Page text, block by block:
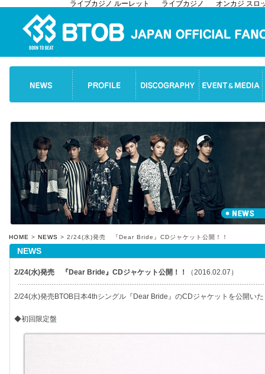
ライブカジノ ルーレット ライブカジノ オンカジ スロ
HOME >NEWS > 2/24(水)発売 『Dear Bride』CDジャケット公開！！
NEWS
2/24(水)発売 『Dear Bride』CDジャケット公開！！ （2016.02.07）
2/24(水)発売BTOB日本4thシングル『Dear Bride』のCDジャケットを公開い
◆初回限定盤